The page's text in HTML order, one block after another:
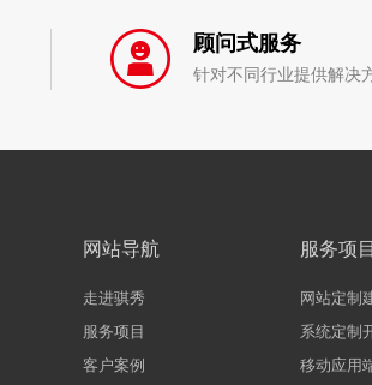
顾问式服务
针对不同行业提供解决
网站导航
走进骐秀
服务项目
客户案例
服务项目
网站定制
系统定制
移动应用